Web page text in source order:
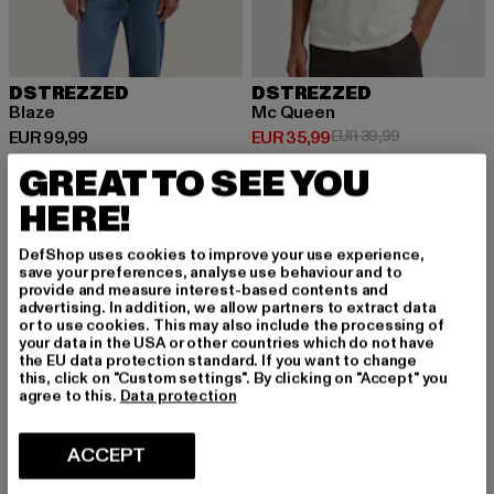
DSTREZZED
Blaze
EUR 99,99
Huidige prijs: EUR 99,99
DSTREZZED
Mc Queen
EUR 35,99
Huidige prijs: EUR 35,99
EUR 39,99Actieprijs:
NIEUW -10%
GREAT TO SEE YOU
HERE!
DefShop uses cookies to improve your use experience,
save your preferences, analyse use behaviour and to
provide and measure interest-based contents and
advertising. In addition, we allow partners to extract data
or to use cookies. This may also include the processing of
your data in the USA or other countries which do not have
the EU data protection standard. If you want to change
this, click on "Custom settings". By clicking on "Accept" you
agree to this. Data protection
ACCEPT